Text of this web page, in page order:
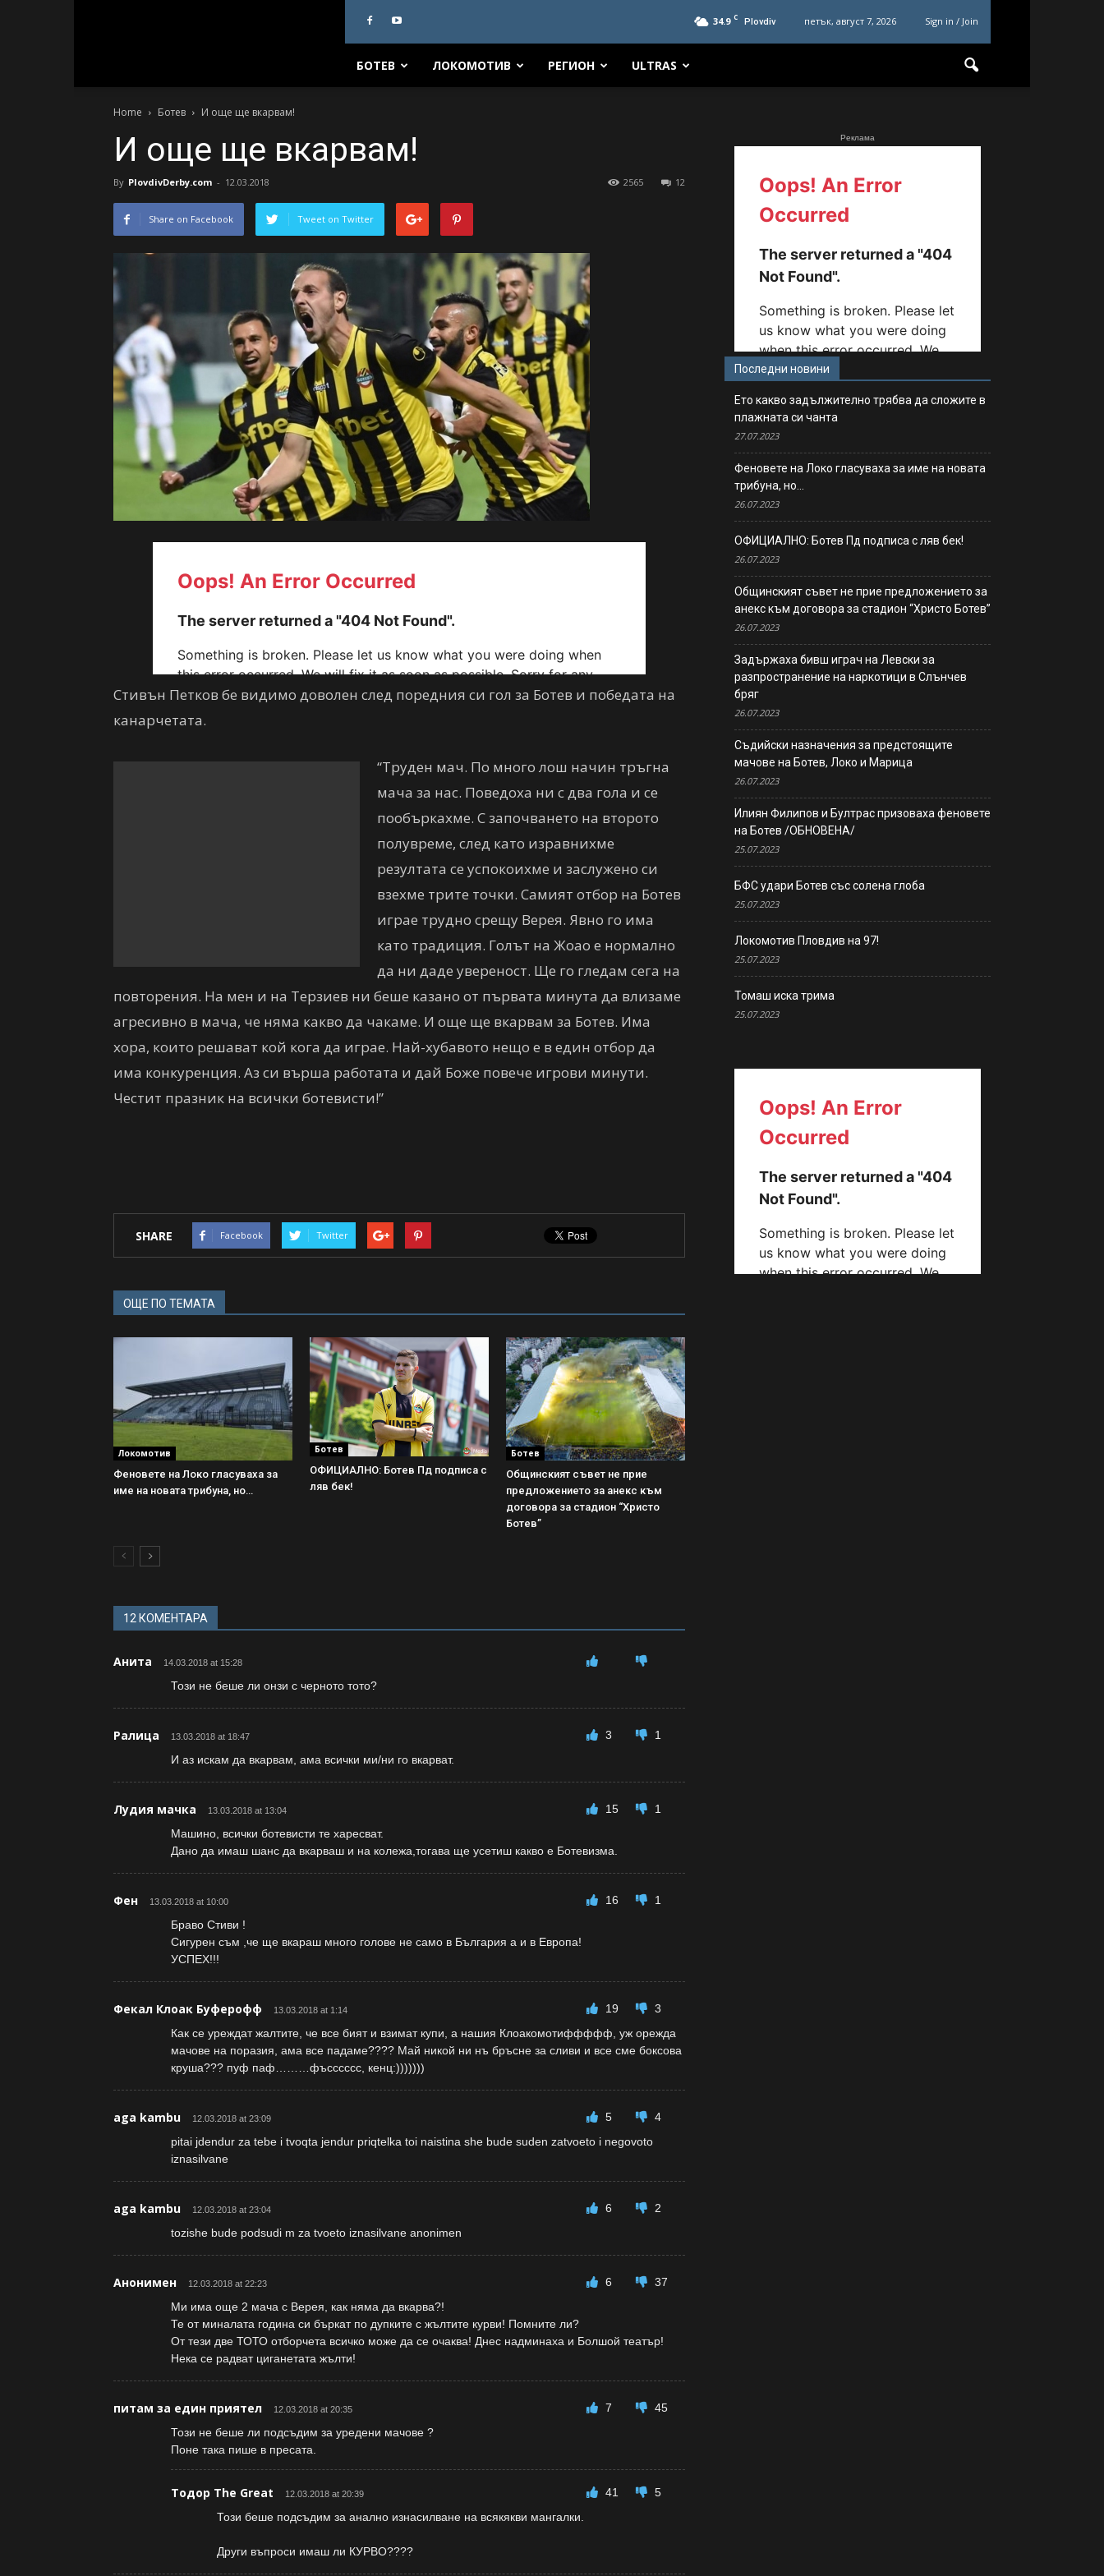
34.9 C Plovdiv петък, август 7, 2026 Sign in / Join
БОТЕВ ЛОКОМОТИВ РЕГИОН ULTRAS
Home Ботев И още ще вкарвам!
И още ще вкарвам!
By PlovdivDerby.com - 12.03.2018 12
2565
Share on Facebook Tweet on Twitter
Стивън Петков бе видимо доволен след поредния си гол за Ботев и победата на
канарчетата.
“Труден мач. По много лош начин тръгна
мача за нас. Поведоха ни с два гола и се
пообъркахме. С започването на второто
полувреме, след като изравнихме
резултата се успокоихме и заслужено си
взехме трите точки. Самият отбор на Ботев
играе трудно срещу Верея. Явно го има
като традиция. Голът на Жоао е нормално
да ни даде увереност. Ще го гледам сега на
повторения. На мен и на Терзиев ни беше казано от първата минута да влизаме
агресивно в мача, че няма какво да чакаме. И още ще вкарвам за Ботев. Има
хора, които решават кой кога да играе. Най-хубавото нещо е в един отбор да
има конкуренция. Аз си върша работата и дай Боже повече игрови минути.
Честит празник на всички ботевисти!”
SHARE Facebook Twitter
ОЩЕ ПО ТЕМАТА
Локомотив
Феновете на Локо гласуваха за
име на новата трибуна, но…
Ботев
ОФИЦИАЛНО: Ботев Пд подписа с
ляв бек!
Ботев
Общинският съвет не прие
предложението за анекс към
договора за стадион “Христо
Ботев”
12 КОМЕНТАРА
Анита 14.03.2018 at 15:28
Този не беше ли онзи с черното тото?
Ралица 13.03.2018 at 18:47 3
1
И аз искам да вкарвам, ама всички ми/ни го вкарват.
Лудия мачка 13.03.2018 at 13:04 15
1
Машино, всички ботевисти те харесват.
Дано да имаш шанс да вкарваш и на колежа,тогава ще усетиш какво е Ботевизма.
Фен 13.03.2018 at 10:00 16
1
Браво Стиви !
Сигурен съм ,че ще вкараш много голове не само в България а и в Европа!
УСПЕХ!!!
Фекал Клоак Буферофф 13.03.2018 at 1:14 19
3
Как се уреждат жалтите, че все бият и взимат купи, а нашия Клоакомотиффффф, уж орежда
мачове на поразия, ама все падаме???? Май никой ни нъ бръсне за сливи и все сме боксова
круша??? пуф паф………фъсссссс, кенц:)))))))
aga kambu 12.03.2018 at 23:09 5
4
pitai jdendur za tebe i tvoqta jendur priqtelka toi naistina she bude suden zatvoeto i negovoto
iznasilvane
aga kambu 12.03.2018 at 23:04 6
2
tozishe bude podsudi m za tvoeto iznasilvane anonimen
Анонимен 12.03.2018 at 22:23 6
37
Ми има още 2 мача с Верея, как няма да вкарва?!
Те от миналата година си бъркат по дупките с жълтите курви! Помните ли?
От тези две ТОТО отборчета всичко може да се очаква! Днес надминаха и Болшой театър!
Нека се радват циганетата жълти!
питам за един приятел 12.03.2018 at 20:35 7
45
Този не беше ли подсъдим за уредени мачове ?
Поне така пише в пресата.
Тодор The Great 12.03.2018 at 20:39 41
5
Този беше подсъдим за анално изнасилване на всякякви мангалки.
Други въпроси имаш ли КУРВО????
Реклама
Последни новини
Ето какво задължително трябва да сложите в
плажната си чанта
27.07.2023
Феновете на Локо гласуваха за име на новата
трибуна, но…
26.07.2023
ОФИЦИАЛНО: Ботев Пд подписа с ляв бек!
26.07.2023
Общинският съвет не прие предложението за
анекс към договора за стадион “Христо Ботев”
26.07.2023
Задържаха бивш играч на Левски за
разпространение на наркотици в Слънчев
бряг
26.07.2023
Съдийски назначения за предстоящите
мачове на Ботев, Локо и Марица
26.07.2023
Илиян Филипов и Бултрас призоваха феновете
на Ботев /ОБНОВЕНА/
25.07.2023
БФС удари Ботев със солена глоба
25.07.2023
Локомотив Пловдив на 97!
25.07.2023
Томаш иска трима
25.07.2023